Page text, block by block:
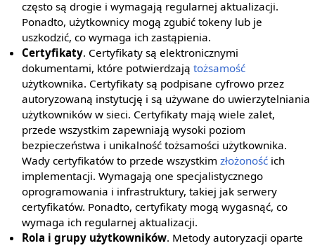
często są drogie i wymagają regularnej aktualizacji.
Ponadto, użytkownicy mogą zgubić tokeny lub je
uszkodzić, co wymaga ich zastąpienia.
Certyfikaty. Certyfikaty są elektronicznymi
dokumentami, które potwierdzajątożsamość
użytkownika. Certyfikaty są podpisane cyfrowo przez
autoryzowaną instytucję i są używane do uwierzytelniania
użytkowników w sieci. Certyfikaty mają wiele zalet,
przede wszystkim zapewniają wysoki poziom
bezpieczeństwa i unikalność tożsamości użytkownika.
Wady certyfikatów to przede wszystkimzłożoność ich
implementacji. Wymagają one specjalistycznego
oprogramowania i infrastruktury, takiej jak serwery
certyfikatów. Ponadto, certyfikaty mogą wygasnąć, co
wymaga ich regularnej aktualizacji.
Rola i grupy użytkowników. Metody autoryzacji oparte